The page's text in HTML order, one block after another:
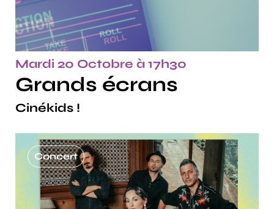
Mardi 20 Octobre à 17h30
Grands écrans
Cinékids !
Concert